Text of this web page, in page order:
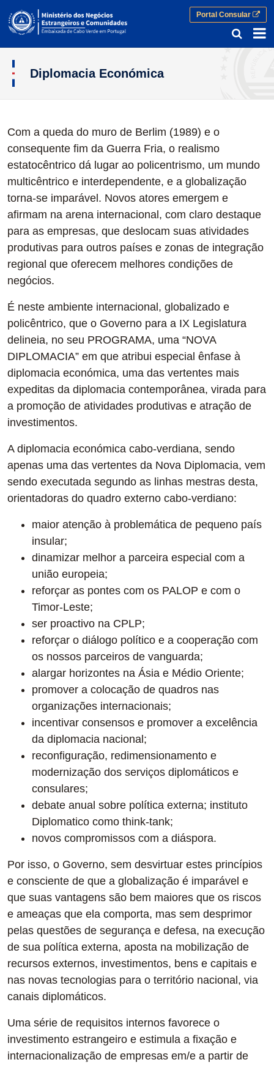
Portal Consular
Diplomacia Económica
Diplomacia Económica
Com a queda do muro de Berlim (1989) e o
consequente fim da Guerra Fria, o realismo
estatocêntrico dá lugar ao policentrismo, um mundo
multicêntrico e interdependente, e a globalização
torna-se imparável. Novos atores emergem e
afirmam na arena internacional, com claro destaque
para as empresas, que deslocam suas atividades
produtivas para outros países e zonas de integração
regional que oferecem melhores condições de
negócios.
É neste ambiente internacional, globalizado e
policêntrico, que o Governo para a IX Legislatura
delineia, no seu PROGRAMA, uma “NOVA
DIPLOMACIA” em que atribui especial ênfase à
diplomacia económica, uma das vertentes mais
expeditas da diplomacia contemporânea, virada para
a promoção de atividades produtivas e atração de
investimentos.
A diplomacia económica cabo-verdiana, sendo
apenas uma das vertentes da Nova Diplomacia, vem
sendo executada segundo as linhas mestras desta,
orientadoras do quadro externo cabo-verdiano:
maior atenção à problemática de pequeno país
insular;
dinamizar melhor a parceira especial com a
união europeia;
reforçar as pontes com os PALOP e com o
Timor-Leste;
ser proactivo na CPLP;
reforçar o diálogo político e a cooperação com
os nossos parceiros de vanguarda;
alargar horizontes na Ásia e Médio Oriente;
promover a colocação de quadros nas
organizações internacionais;
incentivar consensos e promover a excelência
da diplomacia nacional;
reconfiguração, redimensionamento e
modernização dos serviços diplomáticos e
consulares;
debate anual sobre política externa; instituto
Diplomatico como think-tank;
novos compromissos com a diáspora.
Por isso, o Governo, sem desvirtuar estes princípios
e consciente de que a globalização é imparável e
que suas vantagens são bem maiores que os riscos
e ameaças que ela comporta, mas sem desprimor
pelas questões de segurança e defesa, na execução
de sua política externa, aposta na mobilização de
recursos externos, investimentos, bens e capitais e
nas novas tecnologias para o território nacional, via
canais diplomáticos.
Uma série de requisitos internos favorece o
investimento estrangeiro e estimula a fixação e
internacionalização de empresas em/e a partir de